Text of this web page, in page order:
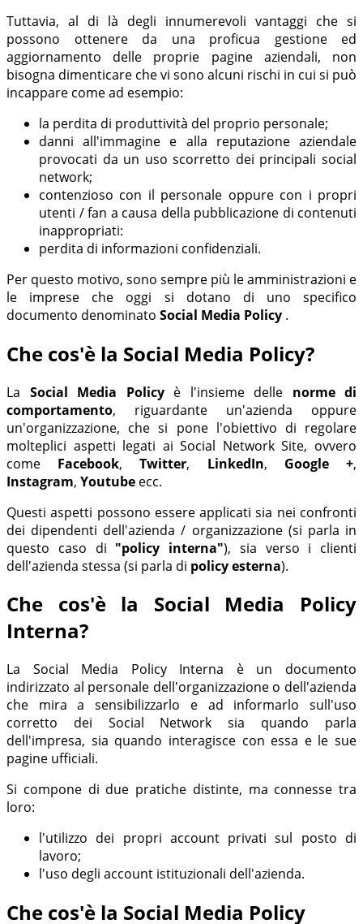
Tuttavia, al di là degli innumerevoli vantaggi che si
possono ottenere da una proficua gestione ed
aggiornamento delle proprie pagine aziendali, non
bisogna dimenticare che vi sono alcuni rischi in cui si può
incappare come ad esempio:
la perdita di produttività del proprio personale;
danni all'immagine e alla reputazione aziendale
provocati da un uso scorretto dei principali social
network;
contenzioso con il personale oppure con i propri
utenti / fan a causa della pubblicazione di contenuti
inappropriati:
perdita di informazioni confidenziali.
Per questo motivo, sono sempre più le amministrazioni e
le imprese che oggi si dotano di uno specifico
documento denominato Social Media Policy .
Che cos'è la Social Media Policy?
La Social Media Policyè l'insieme delle norme di
comportamento, riguardante un'azienda oppure
un'organizzazione, che si pone l'obiettivo di regolare
molteplici aspetti legati ai Social Network Site, ovvero
come Facebook,Twitter, LinkedIn, Google +,
Instagram, Youtube ecc.
Questi aspetti possono essere applicati sia nei confronti
dei dipendenti dell'azienda / organizzazione (si parla in
questo caso di "policy interna"), sia verso i clienti
dell'azienda stessa (si parla di policy esterna).
Che cos'è la Social Media Policy
Interna?
La Social Media Policy Interna è un documento
indirizzato al personale dell'organizzazione o dell'azienda
che mira a sensibilizzarlo e ad informarlo sull'uso
corretto dei Social Network sia quando parla
dell'impresa, sia quando interagisce con essa e le sue
pagine ufficiali.
Si compone di due pratiche distinte, ma connesse tra
loro:
l'utilizzo dei propri account privati sul posto di
lavoro;
l'uso degli account istituzionali dell'azienda.
Che cos'è la Social Media Policy